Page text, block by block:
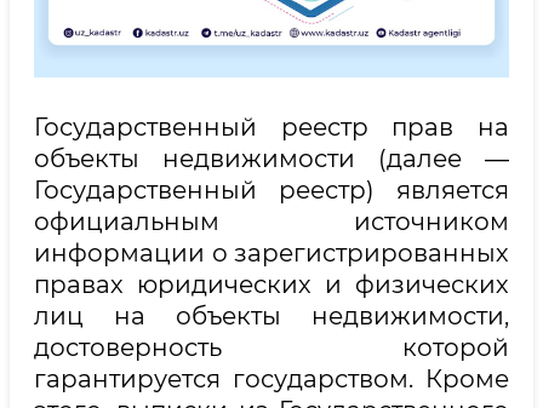
Государственный реестр прав на
объекты недвижимости (далее —
Государственный реестр) является
официальным источником
информации о зарегистрированных
правах юридических и физических
лиц на объекты недвижимости,
достоверность которой
гарантируется государством. Кроме